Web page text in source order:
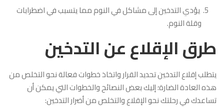
يؤدي التدخين إلى مشاكل في النوم مما يتسبب في اضطرابات
وقلة النوم.
طرق الإقلاع عن التدخين
يتطلب إقلاع التدخين تحديد القرار واتخاذ خطوات فعالة نحو التخلص من
هذه العادة الضارة؛ إليك بعض النصائح والخطوات التي يمكن أن
تساعدك في رحلتك نحو الإقلاع والتخلص من أضرار التدخين: